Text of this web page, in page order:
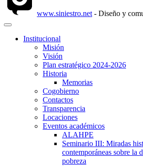
www.siniestro.net - Diseño y
Institucional
Misión
Visión
Plan estratégico 2024-2026
Historia
Memorias
Cogobierno
Contactos
Transparencia
Locaciones
Eventos académicos
ALAHPE
Seminario III: Miradas
contemporáneas sobre la
pobreza